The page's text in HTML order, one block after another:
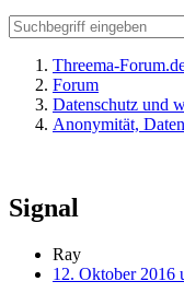
Threema-
Forum
Datenschutz und
Anonymität,
Signal
Ray
12. Oktober 2016